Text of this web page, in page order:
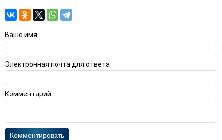
Ваше имя
Электронная почта для ответа
Комментарий
Комментировать